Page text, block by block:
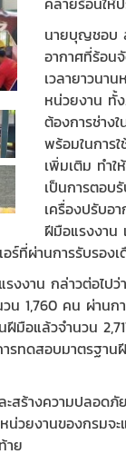
นายบุญชอบ
อากาศที่ร้อน
เวลายาวนา
หน่วยงาน ทั้ง
ต้องการช่าง
พร้อมในการ
เพิ่มเติม ทำใ
เป็นการตอบ
เครื่องปรับอ
ฝีมือแรงงาน
ร์ที่ผ่านการรับรอง
งาน กล่าวต่อไป
น 1,760 คน ผ่า
มือแล้วจำนวน
รทดสอบมาตรฐา
ะสร้างความปลอ
ยงานของกรมจ
าย